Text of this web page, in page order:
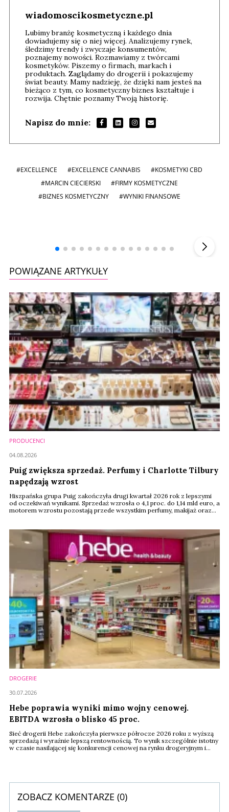
wiadomoscikosmetyczne.pl
Lubimy branżę kosmetyczną i każdego dnia
dowiadujemy się o niej więcej. Analizujemy rynek,
śledzimy trendy i zwyczaje konsumentów,
poznajemy nowości. Rozmawiamy z twórcami
kosmetyków. Piszemy o firmach, markach i
produktach. Zaglądamy do drogerii i pokazujemy
świat beauty. Mamy nadzieję, że dzięki nam jesteś na
bieżąco z tym, co kosmetyczny biznes kształtuje i
rozwija. Chętnie poznamy Twoją historię.
Napisz do mnie:
#EXCELLENCE #EXCELLENCE CANNABIS
#KOSMETYKI CBD
#MARCIN CIECIERSKI
#FIRMY KOSMETYCZNE
#BIZNES KOSMETYCZNY
#WYNIKI FINANSOWE
POWIĄZANE ARTYKUŁY
PRODUCENCI
Puig zwiększa sprzedaż. Perfumy i Charlotte Tilbury
napędzają wzrost
Hiszpańska grupa Puig zakończyła drugi kwartał 2026 rok z lepszymi
od oczekiwań wynikami. Sprzedaż wzrosła o 4,1 proc. do 1,14 mld euro, a
motorem wzrostu pozostają przede wszystkim perfumy, makijaż oraz
szybciej niż globalny rynek beauty premium.
04.08.2026
DROGERIE
Hebe poprawia wyniki mimo wojny cenowej.
EBITDA wzrosła o blisko 45 proc.
Sieć drogerii Hebe zakończyła pierwsze półrocze 2026 roku z wyższą
sprzedażą i wyraźnie lepszą rentownością. To wynik szczególnie istotny
w czasie nasilającej się konkurencji cenowej na rynku drogeryjnym i
30.07.2026
ZOBACZ KOMENTARZE (0)